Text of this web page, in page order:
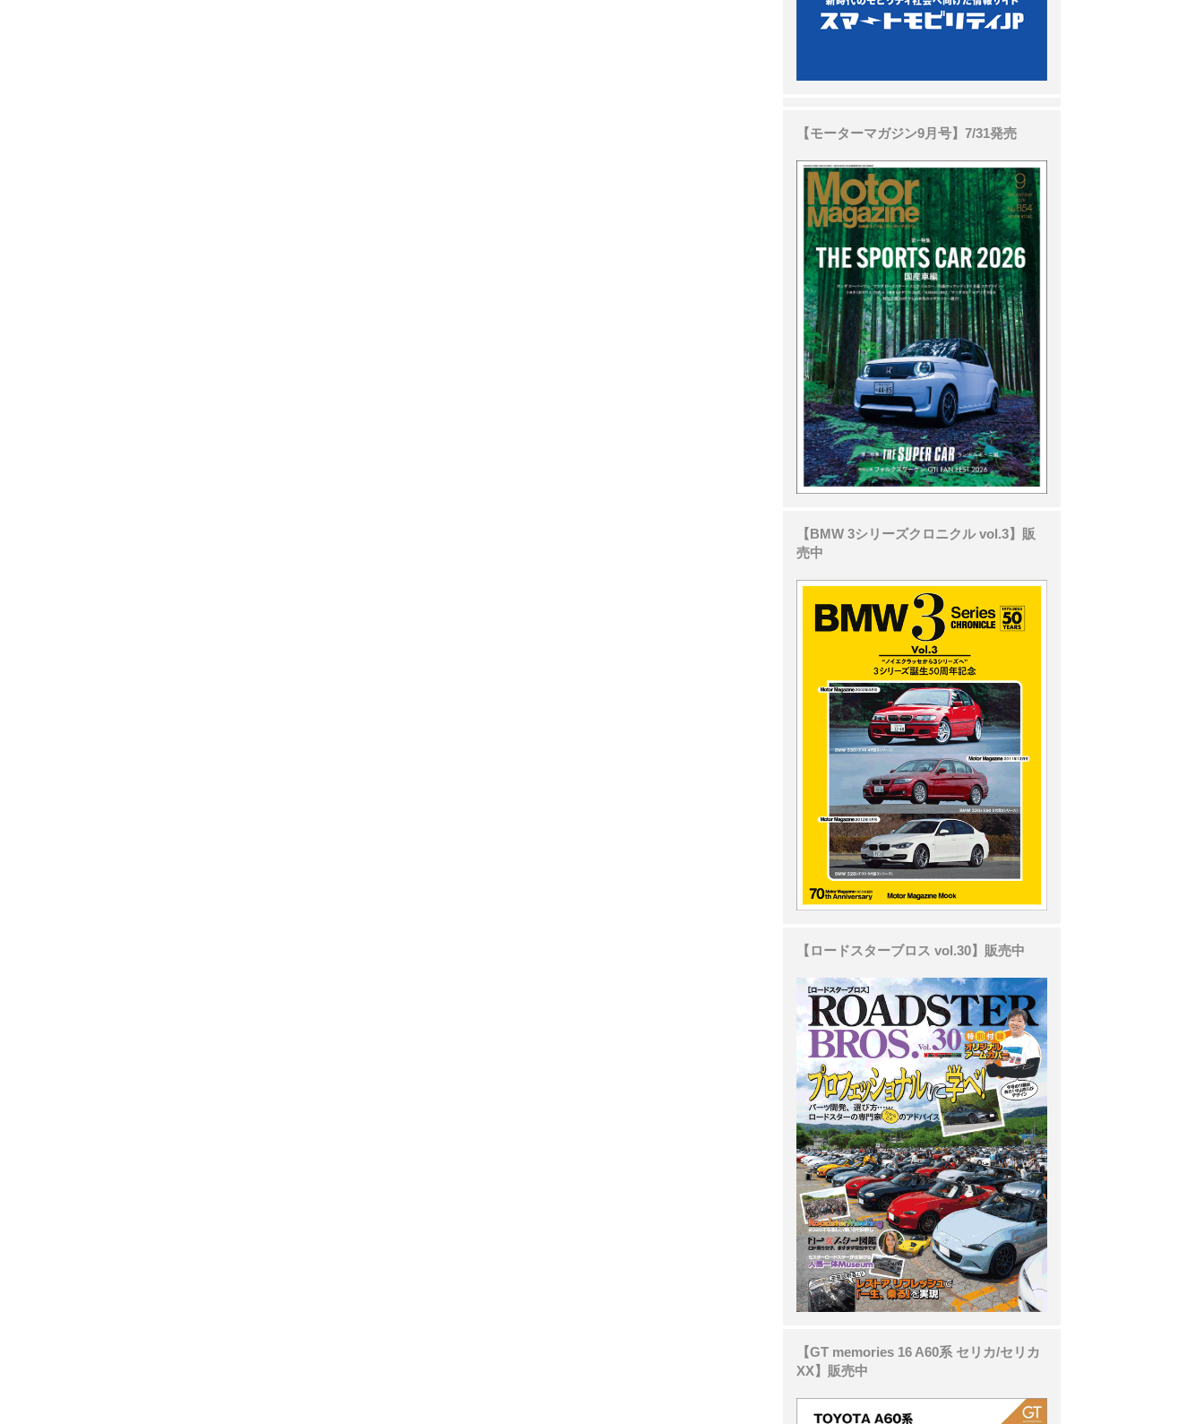
【モーターマガジン9月号】7/31発売
【BMW 3シリーズクロニクル vol.3】販
売中
【ロードスターブロス vol.30】販売中
【GT memories 16 A60系 セリカ/セリカ
XX】販売中